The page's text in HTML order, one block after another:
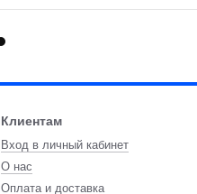
Клиентам
Вход в личный кабинет
О нас
Оплата и доставка